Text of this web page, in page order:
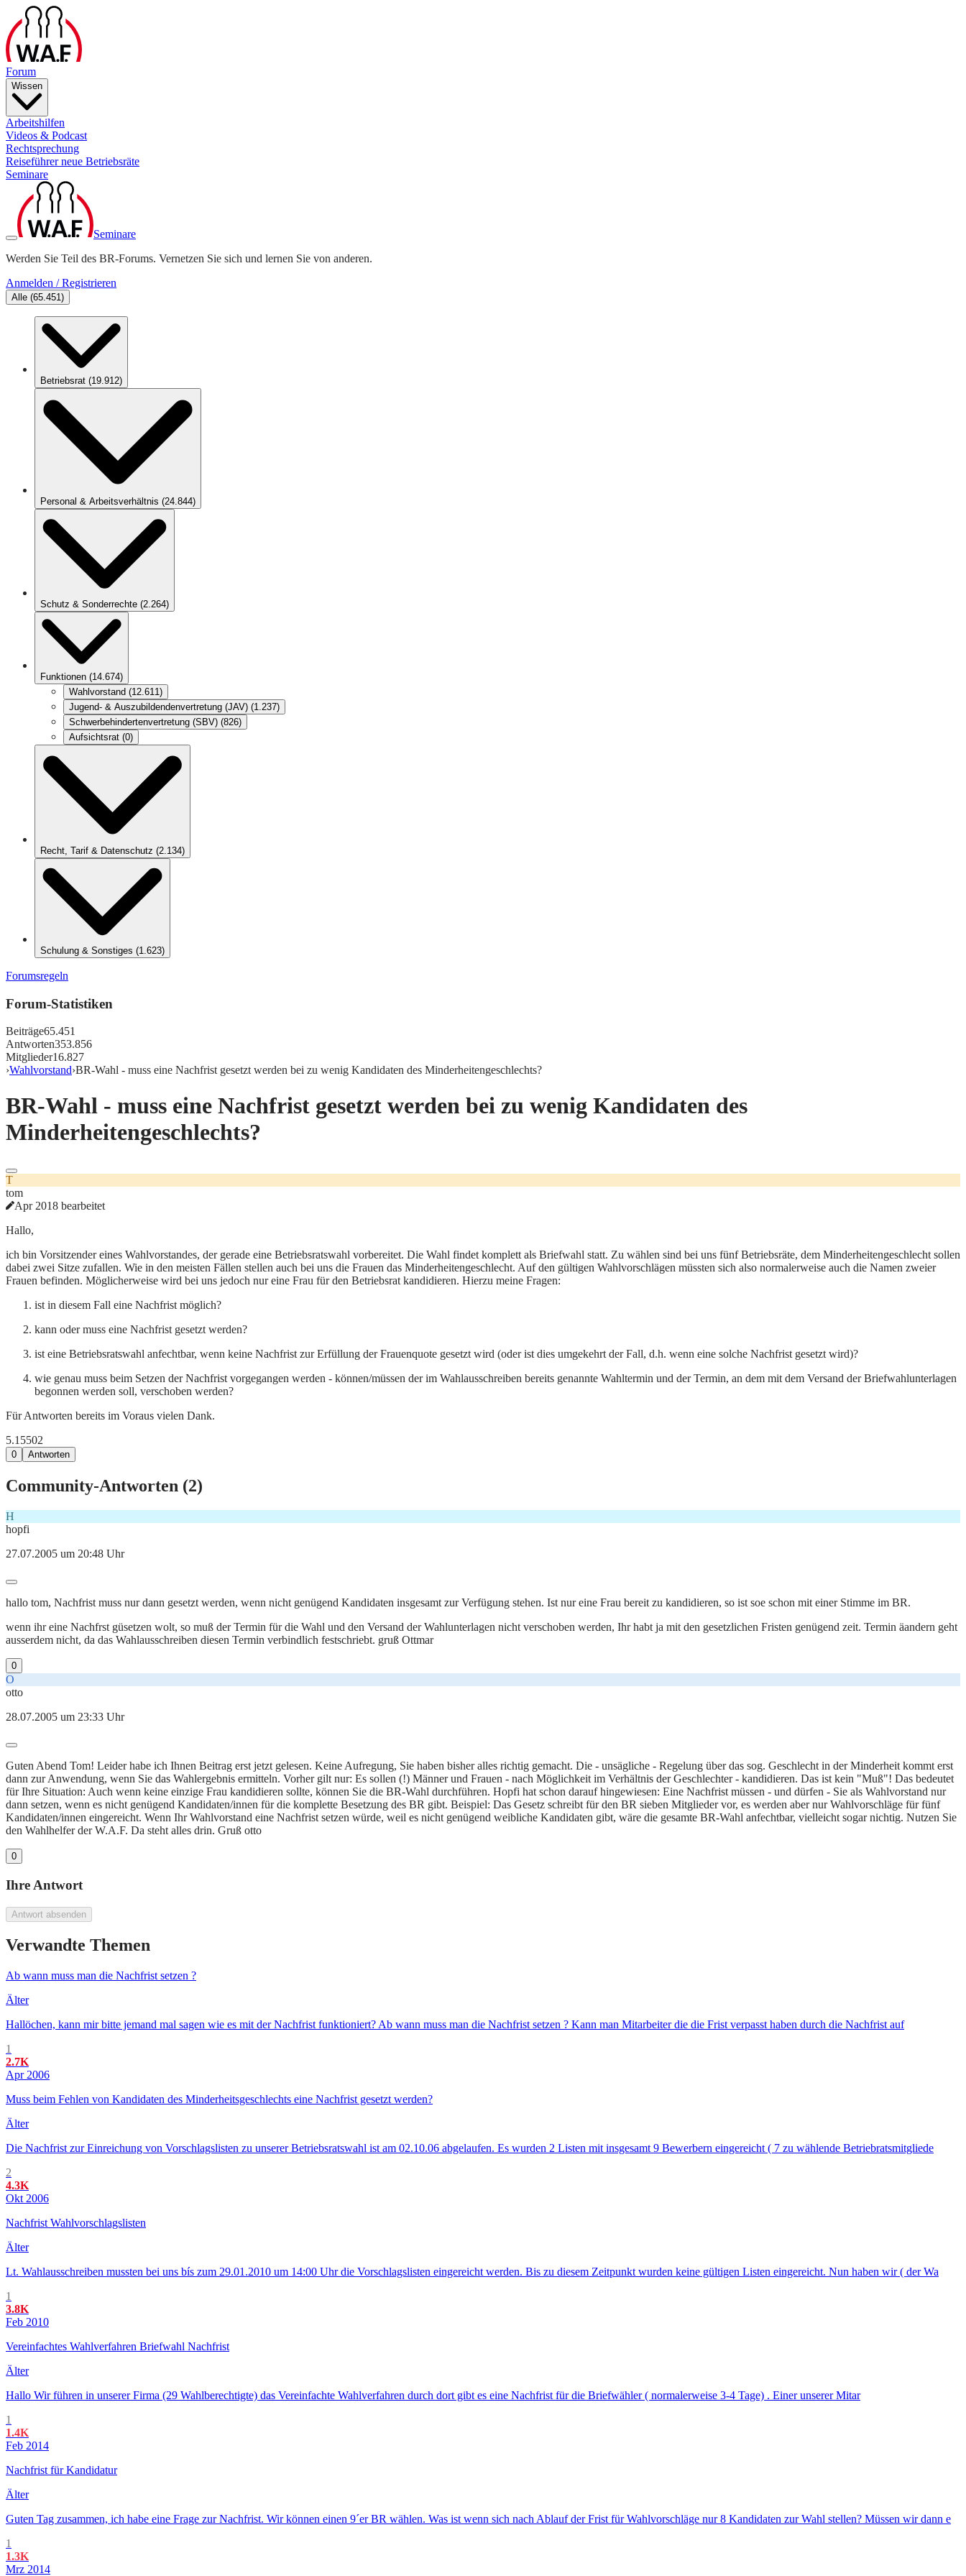
Forum
Wissen
Arbeitshilfen
Videos & Podcast
Rechtsprechung
Reiseführer neue Betriebsräte
Seminare
Seminare
Werden Sie Teil des BR-Forums. Vernetzen Sie sich und lernen Sie von anderen.
Anmelden / Registrieren
Alle (65.451)
Betriebsrat (19.912)
Personal & Arbeitsverhältnis (24.844)
Schutz & Sonderrechte (2.264)
Funktionen (14.674)
Wahlvorstand (12.611)
Jugend- & Auszubildendenvertretung (JAV) (1.237)
Schwerbehindertenvertretung (SBV) (826)
Aufsichtsrat (0)
Recht, Tarif & Datenschutz (2.134)
Schulung & Sonstiges (1.623)
Forumsregeln
Forum-Statistiken
Beiträge65.451
Antworten353.856
Mitglieder16.827
›Wahlvorstand›BR-Wahl - muss eine Nachfrist gesetzt werden bei zu wenig Kandidaten des Minderheitengeschlechts?
BR-Wahl - muss eine Nachfrist gesetzt werden bei zu wenig Kandidaten des
Minderheitengeschlechts?
T
tom
Apr 2018 bearbeitet
Hallo,
ich bin Vorsitzender eines Wahlvorstandes, der gerade eine Betriebsratswahl vorbereitet. Die Wahl findet komplett als Briefwahl statt. Zu wählen sind bei uns fünf Betriebsräte, dem Minderheitengeschlecht sollen
dabei zwei Sitze zufallen. Wie in den meisten Fällen stellen auch bei uns die Frauen das Minderheitengeschlecht. Auf den gültigen Wahlvorschlägen müssten sich also normalerweise auch die Namen zweier
Frauen befinden. Möglicherweise wird bei uns jedoch nur eine Frau für den Betriebsrat kandidieren. Hierzu meine Fragen:
ist in diesem Fall eine Nachfrist möglich?
kann oder muss eine Nachfrist gesetzt werden?
ist eine Betriebsratswahl anfechtbar, wenn keine Nachfrist zur Erfüllung der Frauenquote gesetzt wird (oder ist dies umgekehrt der Fall, d.h. wenn eine solche Nachfrist gesetzt wird)?
wie genau muss beim Setzen der Nachfrist vorgegangen werden - können/müssen der im Wahlausschreiben bereits genannte Wahltermin und der Termin, an dem mit dem Versand der Briefwahlunterlagen
begonnen werden soll, verschoben werden?
Für Antworten bereits im Voraus vielen Dank.
5.15502
0 Antworten
Community-Antworten (2)
H
hopfi
27.07.2005 um 20:48 Uhr
hallo tom, Nachfrist muss nur dann gesetzt werden, wenn nicht genügend Kandidaten insgesamt zur Verfügung stehen. Ist nur eine Frau bereit zu kandidieren, so ist soe schon mit einer Stimme im BR.
wenn ihr eine Nachfrst güsetzen wolt, so muß der Termin für die Wahl und den Versand der Wahlunterlagen nicht verschoben werden, Ihr habt ja mit den gesetzlichen Fristen genügend zeit. Termin äandern geht
ausserdem nicht, da das Wahlausschreiben diesen Termin verbindlich festschriebt. gruß Ottmar
0
O
otto
28.07.2005 um 23:33 Uhr
Guten Abend Tom! Leider habe ich Ihnen Beitrag erst jetzt gelesen. Keine Aufregung, Sie haben bisher alles richtig gemacht. Die - unsägliche - Regelung über das sog. Geschlecht in der Minderheit kommt erst
dann zur Anwendung, wenn Sie das Wahlergebnis ermitteln. Vorher gilt nur: Es sollen (!) Männer und Frauen - nach Möglichkeit im Verhältnis der Geschlechter - kandidieren. Das ist kein "Muß"! Das bedeutet
für Ihre Situation: Auch wenn keine einzige Frau kandidieren sollte, können Sie die BR-Wahl durchführen. Hopfi hat schon darauf hingewiesen: Eine Nachfrist müssen - und dürfen - Sie als Wahlvorstand nur
dann setzen, wenn es nicht genügend Kandidaten/innen für die komplette Besetzung des BR gibt. Beispiel: Das Gesetz schreibt für den BR sieben Mitglieder vor, es werden aber nur Wahlvorschläge für fünf
Kandidaten/innen eingereicht. Wenn Ihr Wahlvorstand eine Nachfrist setzen würde, weil es nicht genügend weibliche Kandidaten gibt, wäre die gesamte BR-Wahl anfechtbar, vielleicht sogar nichtig. Nutzen Sie
den Wahlhelfer der W.A.F. Da steht alles drin. Gruß otto
0
Ihre Antwort
Antwort absenden
Verwandte Themen
Ab wann muss man die Nachfrist setzen ?
Älter
Hallöchen, kann mir bitte jemand mal sagen wie es mit der Nachfrist funktioniert? Ab wann muss man die Nachfrist setzen ? Kann man Mitarbeiter die die Frist verpasst haben durch die Nachfrist auf
1
2.7K
Apr 2006
Muss beim Fehlen von Kandidaten des Minderheitsgeschlechts eine Nachfrist gesetzt werden?
Älter
Die Nachfrist zur Einreichung von Vorschlagslisten zu unserer Betriebsratswahl ist am 02.10.06 abgelaufen. Es wurden 2 Listen mit insgesamt 9 Bewerbern eingereicht ( 7 zu wählende Betriebratsmitgliede
2
4.3K
Okt 2006
Nachfrist Wahlvorschlagslisten
Älter
Lt. Wahlausschreiben mussten bei uns bís zum 29.01.2010 um 14:00 Uhr die Vorschlagslisten eingereicht werden. Bis zu diesem Zeitpunkt wurden keine gültigen Listen eingereicht. Nun haben wir ( der Wa
1
3.8K
Feb 2010
Vereinfachtes Wahlverfahren Briefwahl Nachfrist
Älter
Hallo Wir führen in unserer Firma (29 Wahlberechtigte) das Vereinfachte Wahlverfahren durch dort gibt es eine Nachfrist für die Briefwähler ( normalerweise 3-4 Tage) . Einer unserer Mitar
1
1.4K
Feb 2014
Nachfrist für Kandidatur
Älter
Guten Tag zusammen, ich habe eine Frage zur Nachfrist. Wir können einen 9´er BR wählen. Was ist wenn sich nach Ablauf der Frist für Wahlvorschläge nur 8 Kandidaten zur Wahl stellen? Müssen wir dann e
1
1.3K
Mrz 2014